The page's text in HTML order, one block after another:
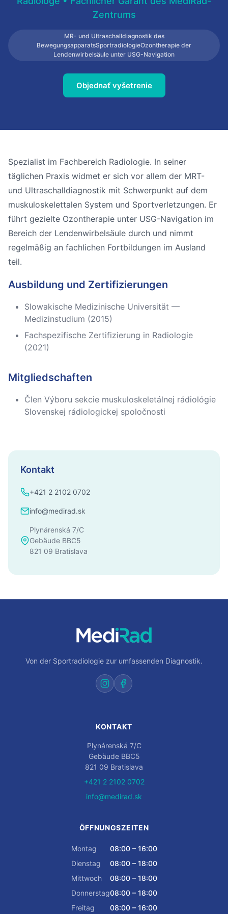
Zentrums
MR- und Ultraschalldiagnostik des
BewegungsapparatsSportradiologieOzontherapie der
Lendenwirbelsäule unter USG-Navigation
Objednať vyšetrenie
Spezialist im Fachbereich Radiologie. In seiner
täglichen Praxis widmet er sich vor allem der MRT-
und Ultraschalldiagnostik mit Schwerpunkt auf dem
muskuloskelettalen System und Sportverletzungen. Er
führt gezielte Ozontherapie unter USG-Navigation im
Bereich der Lendenwirbelsäule durch und nimmt
regelmäßig an fachlichen Fortbildungen im Ausland
teil.
Ausbildung und Zertifizierungen
Slowakische Medizinische Universität —
Medizinstudium (2015)
Fachspezifische Zertifizierung in Radiologie
(2021)
Mitgliedschaften
Člen Výboru sekcie muskuloskeletálnej rádiológie
Slovenskej rádiologickej spoločnosti
Kontakt
+421 2 2102 0702
info@medirad.sk
Plynárenská 7/C
Gebäude BBC5
821 09 Bratislava
Von der Sportradiologie zur umfassenden Diagnostik.
KONTAKT
Plynárenská 7/C
Gebäude BBC5
821 09 Bratislava
+421 2 2102 0702
info@medirad.sk
ÖFFNUNGSZEITEN
Montag
08:00 – 16:00
Dienstag
08:00 – 18:00
Mittwoch
08:00 – 18:00
Donnerstag08:00 – 18:00
Freitag
08:00 – 16:00